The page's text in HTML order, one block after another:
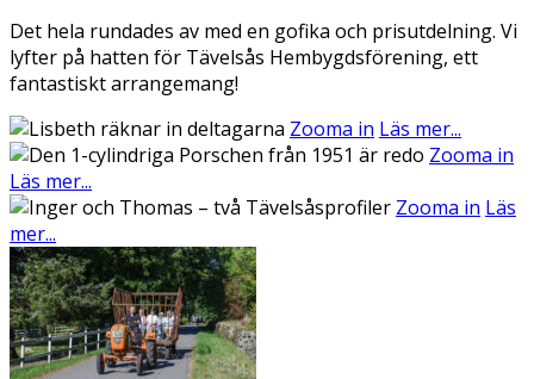
Det hela rundades av med en gofika och prisutdelning. Vi
lyfter på hatten för Tävelsås Hembygdsförening, ett
fantastiskt arrangemang!
Zooma in Läs mer...
Zooma in
Läs mer...
Zooma in Läs
mer...